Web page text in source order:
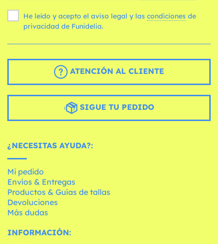
He leído y acepto el aviso legal y las condiciones
privacidad de Funidelia.
ATENCIÓN AL CLIENTE
SIGUE TU PEDIDO
¿NECESITAS AYUDA?:
Mi pedido
Envíos & Entregas
Productos & Guías de tallas
Devoluciones
Más dudas
INFORMACIÓN: